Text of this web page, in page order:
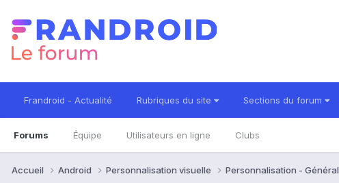
Frandroid - Actualité Rubriques du site Sections du forum
Forums Équipe Utilisateurs en ligne Clubs
Accueil Android Personnalisation visuelle Personnalisation - Général